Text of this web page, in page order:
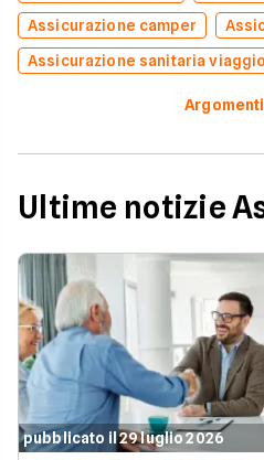
Assicurazione camper
Assicurazione sanitaria viaggio
Ultime notizie
pubblicato il 29 luglio 2026